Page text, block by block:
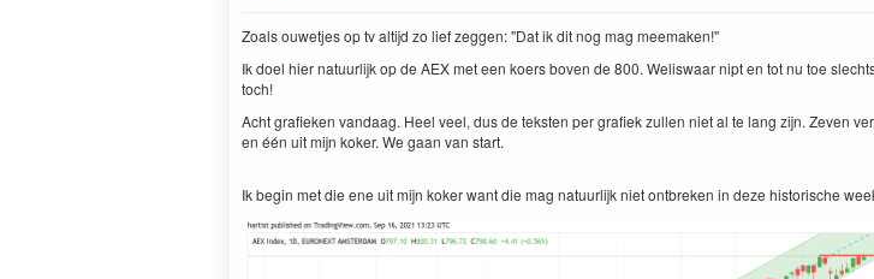
Zoals ouwetjes op tv altijd zo lief zeggen: "Dat ik dit nog mag meemaken!"
Ik doel hier natuurlijk op de AEX met een koers boven de 800. Weliswaar nipt en tot nu toe
toch!
Acht grafieken vandaag. Heel veel, dus de teksten per grafiek zullen niet al te lang zijn. Zeven
en één uit mijn koker. We gaan van start.
Ik begin met die ene uit mijn koker want die mag natuurlijk niet ontbreken in deze historische